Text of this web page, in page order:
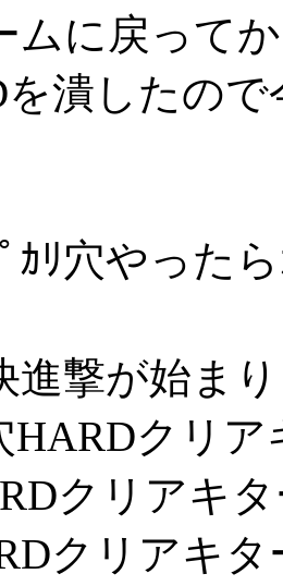
ムに戻って
潰したの
ｶﾘ穴やった
進撃が始ま
HARDクリ
クリアキ
クリアキ